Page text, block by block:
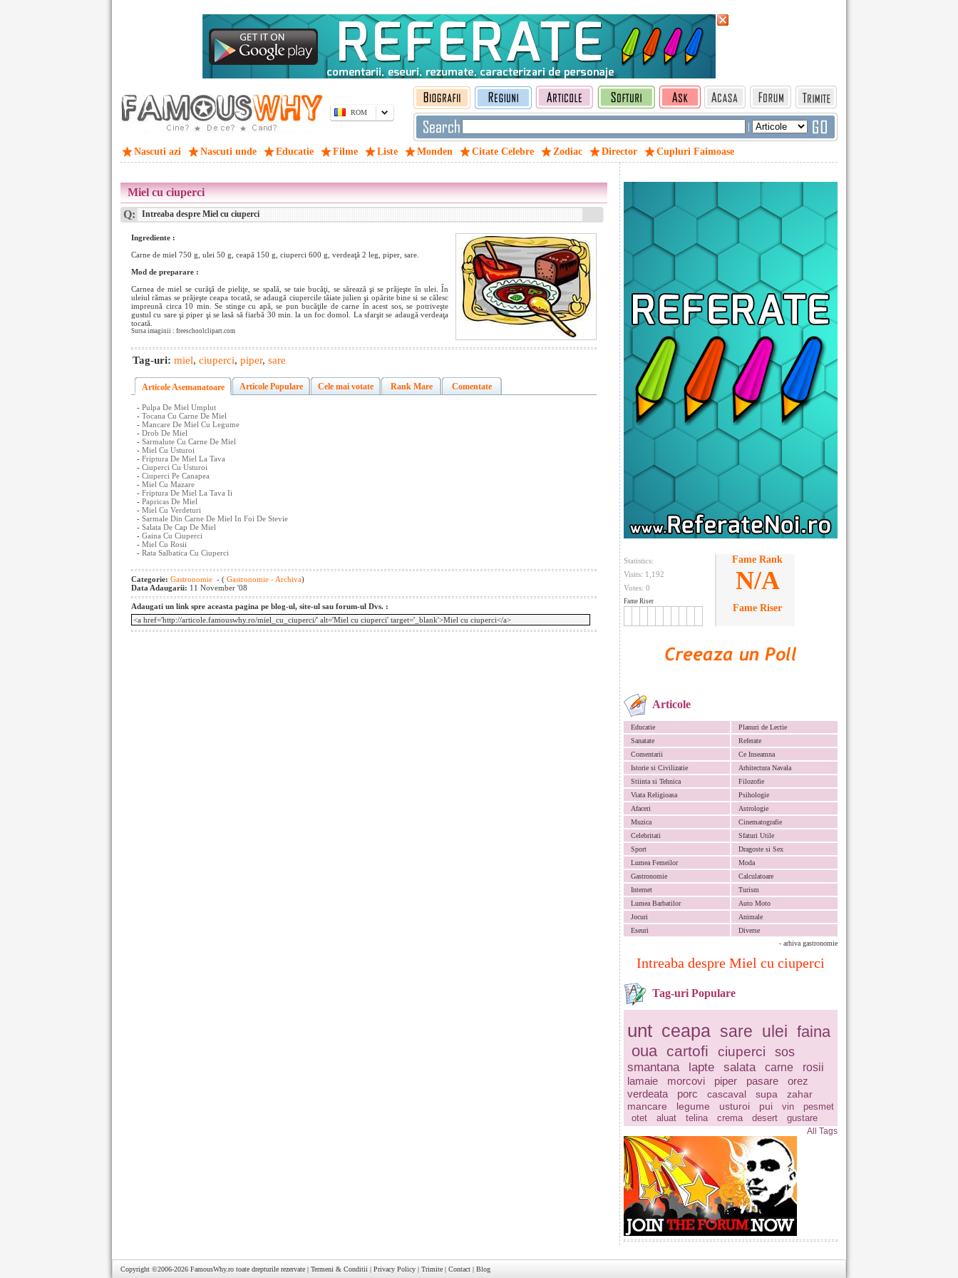
ROM
|
Nascuti azi Nascuti unde Educatie Filme Liste Monden Citate Celebre Zodiac Director Cupluri Faimoase
Statistics:
Visits: 1,192
Votes: 0
Fame Riser
Fame Rank
N/A
Fame Riser
Articole
Educatie
Planuri de Lectie
Sanatate
Referate
Comentarii
Ce Inseamna
Istorie si Civilizatie
Arhitectura Navala
Stiinta si Tehnica
Filozofie
Viata Religioasa
Psihologie
Afaceri
Astrologie
Muzica
Cinematografie
Celebritati
Sfaturi Utile
Sport
Dragoste si Sex
Lumea Femeilor
Moda
Gastronomie
Calculatoare
Internet
Turism
Lumea Barbatilor
Auto Moto
Jocuri
Animale
Eseuri
Diverse
- arhiva gastronomie
Intreaba despre Miel cu ciuperci
Tag-uri Populare
unt ceapa sare ulei faina
oua
cartofi ciuperci sos
smantana lapte salata carne
rosii
lamaie
morcovi piper pasare
orez
verdeata
porc cascaval supa
zahar
mancare
legume usturoi pui vin
pesmet
otet
aluat telina crema desert gustare
All Tags
Miel cu ciuperci
Q: Intreaba despre Miel cu ciuperci
Ingrediente :
Carne de miel 750 g, ulei 50 g, ceapă 150 g, ciuperci 600 g, verdeaţă 2 leg, piper, sare.
Mod de preparare :
Carnea de miel se curăţă de pieliţe, se spală, se taie bucăţi, se sărează şi se prăjeşte în ulei. În
uleiul rămas se prăjeşte ceapa tocată, se adaugă ciupercile tăiate julien şi opărite bine si se călesc
impreună circa 10 min. Se stinge cu apă, se pun bucăţile de carne în acest sos, se potriveşte
gustul cu sare şi piper şi se lasă să fiarbă 30 min. la un foc domol. La sfarşit se adaugă verdeaţa
tocată.
Sursa imaginii : freeschoolclipart.com
Tag-uri: miel, ciuperci, piper, sare
Articole Asemanatoare Articole Populare Cele mai votate Rank Mare Comentate
- Pulpa De Miel Umplut
- Tocana Cu Carne De Miel
- Mancare De Miel Cu Legume
- Drob De Miel
- Sarmalute Cu Carne De Miel
- Miel Cu Usturoi
- Friptura De Miel La Tava
- Ciuperci Cu Usturoi
- Ciuperci Pe Canapea
- Miel Cu Mazare
- Friptura De Miel La Tava Ii
- Papricas De Miel
- Miel Cu Verdeturi
- Sarmale Din Carne De Miel In Foi De Stevie
- Salata De Cap De Miel
- Gaina Cu Ciuperci
- Miel Cu Rosii
- Rata Salbatica Cu Ciuperci
Categorie: Gastronomie - ( Gastronomie - Archiva)
Data Adaugarii: 11 November '08
Adaugati un link spre aceasta pagina pe blog-ul, site-ul sau forum-ul Dvs. :
Copyright ©2006-2026 FamousWhy.ro toate drepturile rezervate | Termeni & Conditii | Privacy Policy | Trimite | Contact | Blog